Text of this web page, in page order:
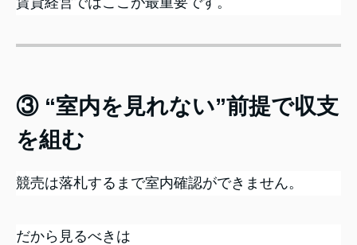
③ “室内を見れない”前提で収支
を組む
競売は落札するまで室内確認ができません。
だから見るべきは